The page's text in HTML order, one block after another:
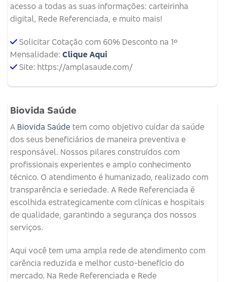
acesso a todas as suas informações: carteirinha
digital, Rede Referenciada, e muito mais!
Solicitar Cotação com 60% Desconto na 1º
Mensalidade: Clique Aqui
Site: https://amplasaude.com/
Biovida Saúde
A Biovida Saúde tem como objetivo cuidar da saúde
dos seus beneficiários de maneira preventiva e
responsável. Nossos pilares construídos com
profissionais experientes e amplo conhecimento
técnico. O atendimento é humanizado, realizado com
transparência e seriedade. A Rede Referenciada é
escolhida estrategicamente com clínicas e hospitais
de qualidade, garantindo a segurança dos nossos
serviços.
Aqui você tem uma ampla rede de atendimento com
carência reduzida e melhor custo-benefício do
mercado. Na Rede Referenciada e Rede